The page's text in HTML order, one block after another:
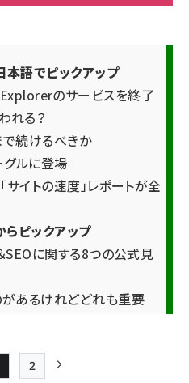
語でピックアップ
のサービスを終了
れる？
で続けるべきか
グルに登場
サイトの速度」レポートが全
ピックアップ
SEOに関する8つの公式見
あるけれどどれも重要
Page
2